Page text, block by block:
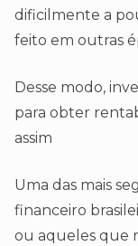
dificilmente a
feito em outras
Desse modo,
para obter
assim
Uma das mais
financeiro
ou aqueles que